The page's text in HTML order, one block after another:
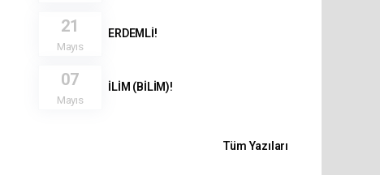
21
Mayıs
ERDEMLİ!
07
Mayıs
İLİM (BİLİM)!
Tüm Yazıları